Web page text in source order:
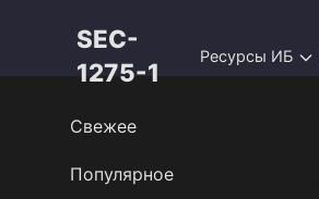
SEC-
1275-1
Ресурсы ИБ
Свежее
Популярное